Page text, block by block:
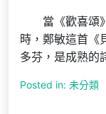
當《歡喜頌
時，鄭敏這首《
多芬，是成熟的
Posted in: 未分類